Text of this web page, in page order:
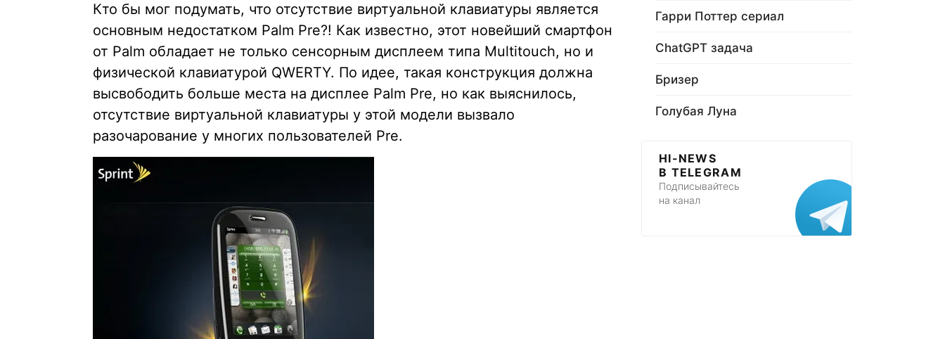
Кто бы мог подумать, что отсутствие виртуальной клавиатуры является
основным недостатком Palm Pre?! Как известно, этот новейший смартфон
от Palm обладает не только сенсорным дисплеем типа Multitouch, но и
физической клавиатурой QWERTY. По идее, такая конструкция должна
высвободить больше места на дисплее Palm Pre, но как выяснилось,
отсутствие виртуальной клавиатуры у этой модели вызвало
разочарование у многих пользователей Pre.
Гарри Поттер сериал
ChatGPT задача
Бризер
Голубая Луна
HI-NEWS
В TELEGRAM
Подписывайтесь
на канал